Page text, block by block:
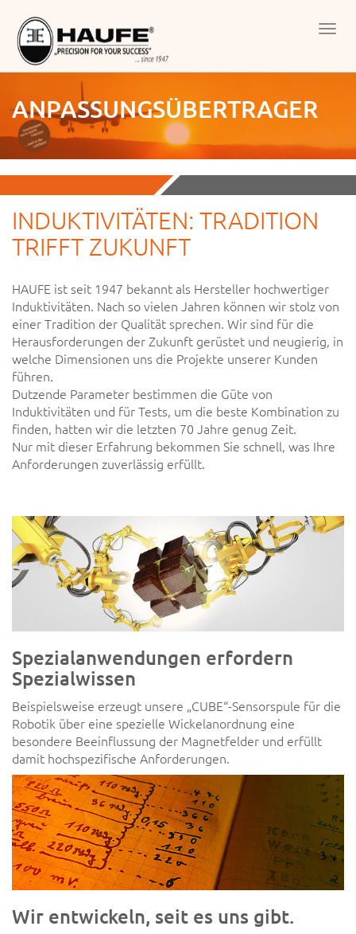
ANPASSUNGSÜBERTRAGER
INDUKTIVITÄTEN: TRADITION
TRIFFT ZUKUNFT
HAUFE ist seit 1947 bekannt als Her­steller hochwertiger
Induktivitäten. Nach so vielen Jahren können wir stolz von
einer Tradition der Qualität sprechen. Wir sind für die
Heraus­forderungen der Zukunft gerüstet und neugierig, in
welche Dimensionen uns die Projekte unserer Kunden
führen.
Dutzende Parameter bestimmen die Güte von
Induktivitäten und für Tests, um die beste Kombination zu
finden, hatten wir die letzten 70 Jahre genug Zeit.
Nur mit dieser Erfahrung bekommen Sie schnell, was Ihre
Anforderungen zuverlässig erfüllt.
Spezialanwendungen erfordern
Spezialwissen
Beispielsweise erzeugt unsere „CUBE“-Sensorspule für die
Robotik über eine spezielle Wickelanordnung eine
besondere Beeinflussung der Magnetfelder und erfüllt
damit hochspezifische Anforderungen.
Wir entwickeln, seit es uns gibt.